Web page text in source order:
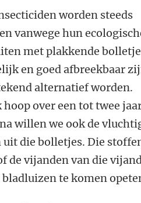
worden steeds
vanwege hun
met plakkende
en goed afbreekbaar
alternatief worden.
over een tot twee
willen we ook de
die bolletjes. Die
de vijanden van die
te komen